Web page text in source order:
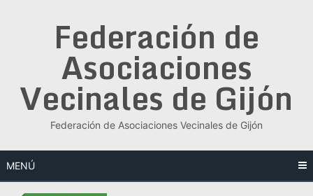
Federación de
Asociaciones
Vecinales de Gijón
Federación de Asociaciones Vecinales de Gijón
MENÚ